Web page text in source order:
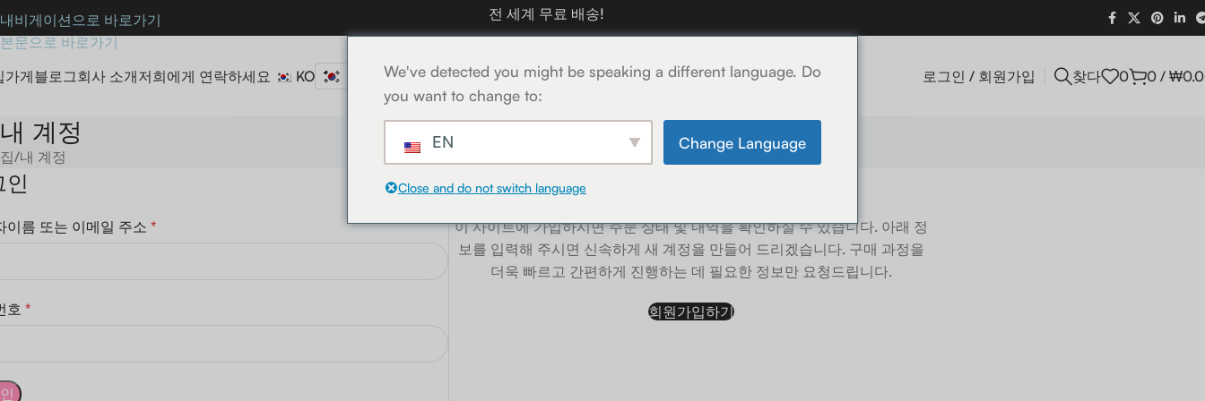
내비게이션으로 바로가기
본문으로 바로가기
전 세계 무료 배송!
가게블로그회사 소개저희에게 연락하세요 KO 로그인 / 회원가입 찾다 0 0 / ₩
내 계정
집 내 계정
인
이름 또는 이메일 주소 *
호 *
이 사이트에 가입하시면 주문 상태 및 내역을 확인하실 수 있습니다. 아래 정
보를 입력해 주시면 신속하게 새 계정을 만들어 드리겠습니다. 구매 과정을
더욱 빠르고 간편하게 진행하는 데 필요한 정보만 요청드립니다.
회원가입하기
We've detected you might be speaking a different language. Do
you want to change to:
EN Change Language
Close and do not switch language